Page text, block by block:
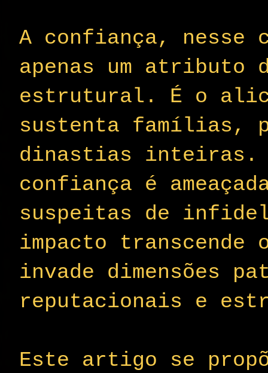
A confiança, nesse
apenas um atributo
estrutural. É o
sustenta famílias,
dinastias inteiras.
confiança é
suspeitas de
impacto transcende
invade dimensões
reputacionais e
Este artigo se